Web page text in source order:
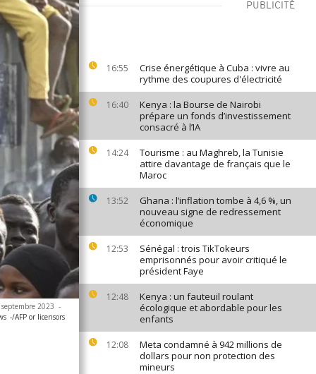
PUBLICITÉ
16:55
Crise énergétique à Cuba : vivre au
rythme des coupures d'électricité
16:40
Kenya : la Bourse de Nairobi
prépare un fonds d’investissement
consacré à l’IA
14:24
Tourisme : au Maghreb, la Tunisie
attire davantage de français que le
Maroc
13:52
Ghana : l’inflation tombe à 4,6 %, un
nouveau signe de redressement
économique
12:53
Sénégal : trois TikTokeurs
emprisonnés pour avoir critiqué le
président Faye
12:48
Kenya : un fauteuil roulant
écologique et abordable pour les
enfants
12:08
Meta condamné à 942 millions de
dollars pour non protection des
mineurs
2023 -
-/AFP or licensors